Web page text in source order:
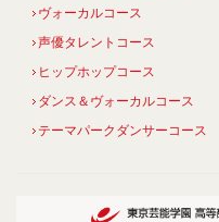
ヴォーカルコース
声優タレントコース
ヒップホップコース
ダンス＆ヴォーカルコース
テーマパークダンサーコース